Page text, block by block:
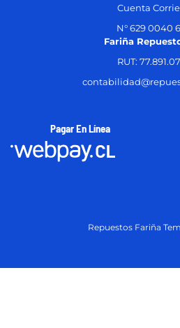
Cuenta
N° 629 0040
Fariña
RUT:
Pagar En Línea
Repuestos Fariña